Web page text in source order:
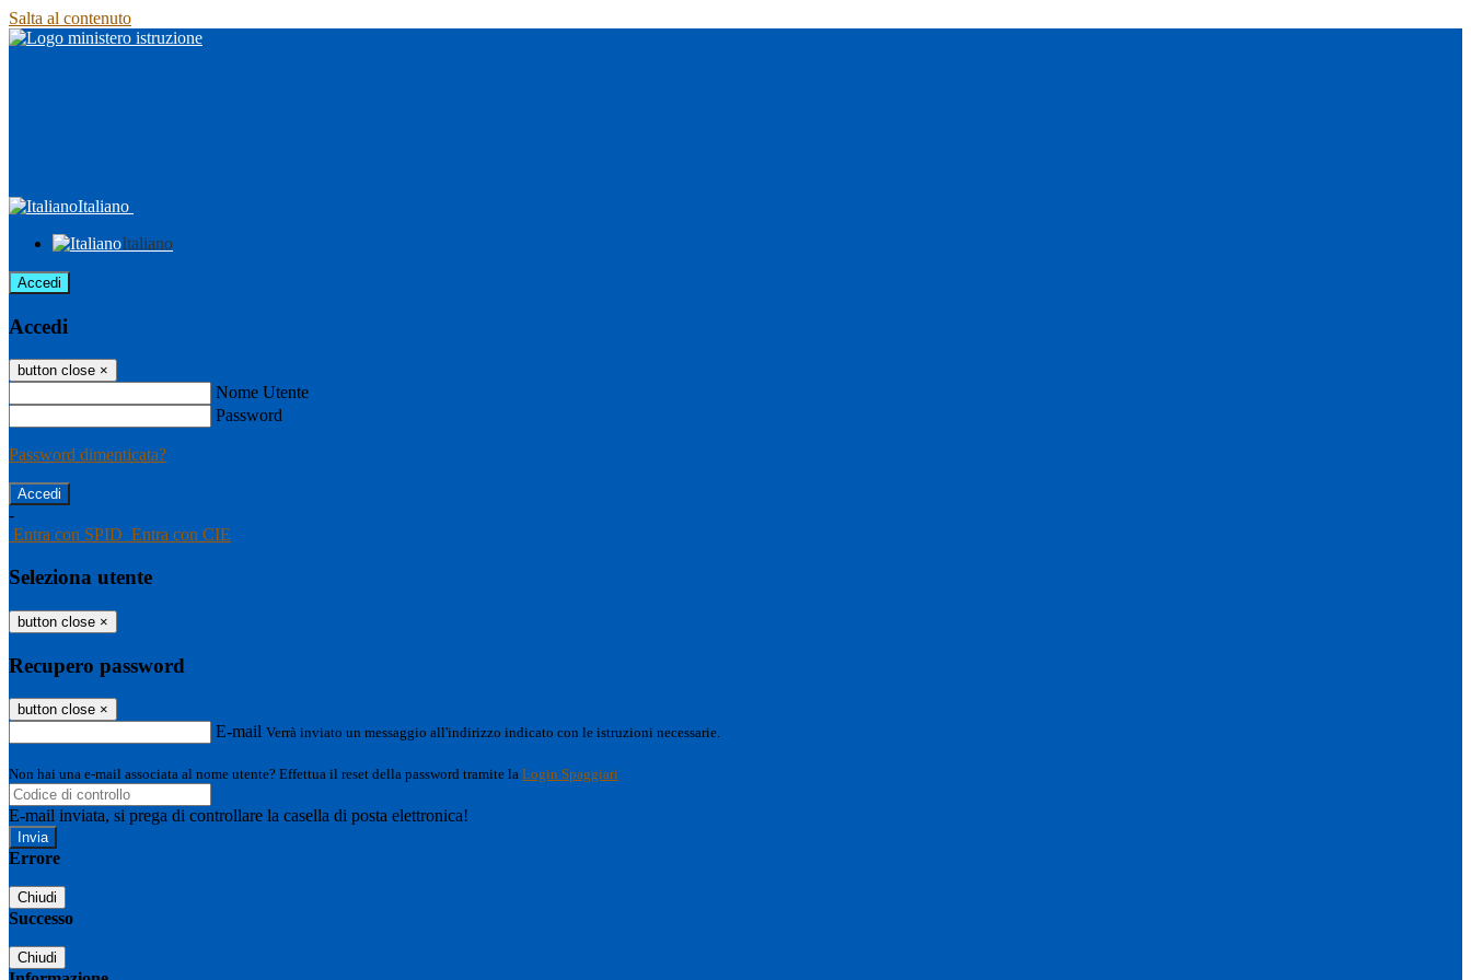
Salta al contenuto
Italiano
Italiano
Accedi
Accedi
button close ×
Nome Utente
Password
Password dimenticata?
-
Entra con SPID Entra con CIE
Seleziona utente
button close ×
Recupero password
button close ×
E-mail Verrà inviato un messaggio all'indirizzo indicato con le istruzioni necessarie.
Non hai una e-mail associata al nome utente? Effettua il reset della password tramite la Login Spaggiari
E-mail inviata, si prega di controllare la casella di posta elettronica!
Errore
Chiudi
Successo
Chiudi